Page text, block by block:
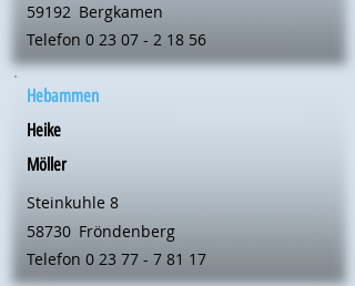
59192 Bergkamen
Telefon 0 23 07 - 2 18 56
Hebammen
Heike
Möller
Steinkuhle 8
58730 Fröndenberg
Telefon 0 23 77 - 7 81 17